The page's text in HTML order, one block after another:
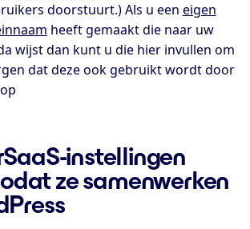
doorstuurt.) Als u een eigen
heeft gemaakt die naar uw
wijst dan kunt u die hier invullen om
dat deze ook gebruikt wordt door
instellingen
ze samenwerken